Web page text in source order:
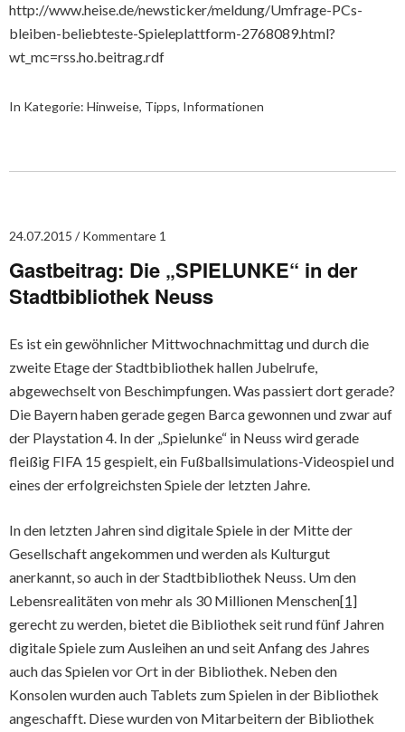
http://www.heise.de/newsticker/meldung/Umfrage-PCs-
bleiben-beliebteste-Spieleplattform-2768089.html?
wt_mc=rss.ho.beitrag.rdf
In Kategorie: Hinweise, Tipps, Informationen
24.07.2015 Kommentare 1
Gastbeitrag: Die „SPIELUNKE“ in der
Stadtbibliothek Neuss
Es ist ein gewöhnlicher Mittwochnachmittag und durch die
zweite Etage der Stadtbibliothek hallen Jubelrufe,
abgewechselt von Beschimpfungen. Was passiert dort gerade?
Die Bayern haben gerade gegen Barca gewonnen und zwar auf
der Playstation 4. In der „Spielunke“ in Neuss wird gerade
fleißig FIFA 15 gespielt, ein Fußballsimulations-Videospiel und
eines der erfolgreichsten Spiele der letzten Jahre.
In den letzten Jahren sind digitale Spiele in der Mitte der
Gesellschaft angekommen und werden als Kulturgut
anerkannt, so auch in der Stadtbibliothek Neuss. Um den
Lebensrealitäten von mehr als 30 Millionen Menschen[1]
gerecht zu werden, bietet die Bibliothek seit rund fünf Jahren
digitale Spiele zum Ausleihen an und seit Anfang des Jahres
auch das Spielen vor Ort in der Bibliothek. Neben den
Konsolen wurden auch Tablets zum Spielen in der Bibliothek
angeschafft. Diese wurden von Mitarbeitern der Bibliothek